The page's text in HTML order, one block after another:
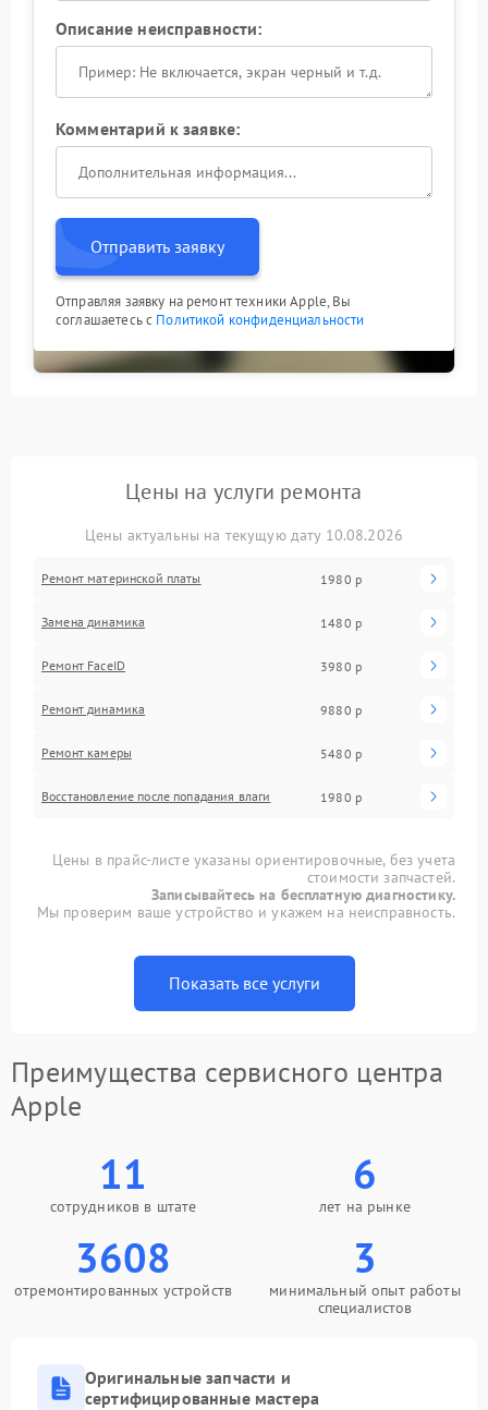
Описание неисправности:
Комментарий к заявке:
Отправить заявку
Отправляя заявку на ремонт техники Apple, Вы
соглашаетесь с Политикой конфиденциальности
Цены на услуги ремонта
Цены актуальны на текущую дату 10.08.2026
Ремонт материнской платы 1980 р
Замена динамика 1480 р
Ремонт FaceID 3980 р
Ремонт динамика 9880 р
Ремонт камеры 5480 р
Восстановление после попадания влаги 1980 р
Цены в прайс-листе указаны ориентировочные, без учета
стоимости запчастей.
Записывайтесь на бесплатную диагностику.
Мы проверим ваше устройство и укажем на неисправность.
Показать все услуги
Преимущества сервисного центра
Apple
11
сотрудников в штате
6
лет на рынке
3608
отремонтированных устройств
3
минимальный опыт работы
специалистов
Оригинальные запчасти и
сертифицированные мастера